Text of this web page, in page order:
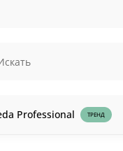
Professional ТРЕНД